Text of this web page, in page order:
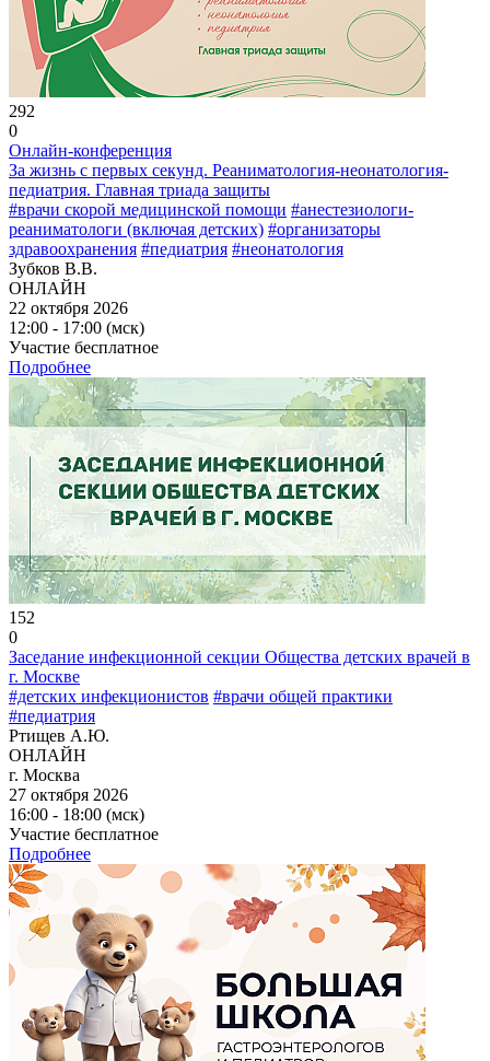
292
0
Онлайн-конференция
За жизнь с первых секунд. Реаниматология-неонатология-
педиатрия. Главная триада защиты
#врачи скорой медицинской помощи #анестезиологи-
реаниматологи (включая детских) #организаторы
здравоохранения #педиатрия #неонатология
Зубков В.В.
ОНЛАЙН
22 октября 2026
12:00 - 17:00 (мск)
Участие бесплатное
Подробнее
152
0
Заседание инфекционной секции Общества детских врачей в
г. Москве
#детских инфекционистов #врачи общей практики
#педиатрия
Ртищев А.Ю.
ОНЛАЙН
г. Москва
27 октября 2026
16:00 - 18:00 (мск)
Участие бесплатное
Подробнее